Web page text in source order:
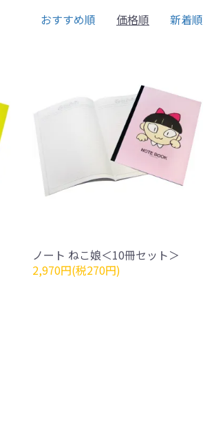
おすすめ順 価格順 新着順
ノート ねこ娘＜10冊セット＞
2,970円(税270円)